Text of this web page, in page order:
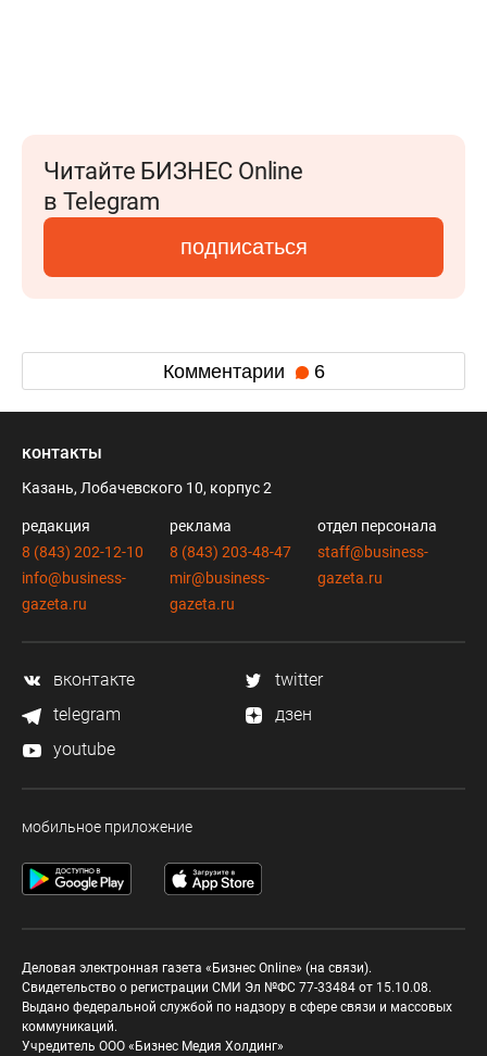
Читайте БИЗНЕС Online
в Telegram
подписаться
Комментарии 6
контакты
Казань, Лобачевского 10, корпус 2
редакция
8 (843) 202-12-10
info@business-
gazeta.ru
реклама
8 (843) 203-48-47
mir@business-
gazeta.ru
отдел персонала
staff@business-
gazeta.ru
вконтакте
twitter
telegram
дзен
youtube
мобильное приложение
Деловая электронная газета «Бизнес Online» (на связи).
Свидетельство о регистрации СМИ Эл №ФС 77-33484 от 15.10.08.
Выдано федеральной службой по надзору в сфере связи и массовых
коммуникаций.
Учредитель ООО «Бизнес Медия Холдинг»